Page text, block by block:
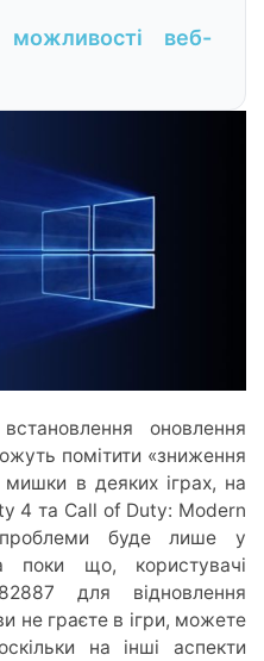
веб-
оновлення
помітити «зниження
мишки в деяких іграх, на
4 та Call of Duty: Modern
буде лише у
поки що, користувачі
для відновлення
не граєте в ігри, можете
на інші аспекти